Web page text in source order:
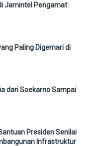
Jamintel Pengamat:
Paling Digemari di
dari Soekarno Sampai
Presiden Senilai
Infrastruktur